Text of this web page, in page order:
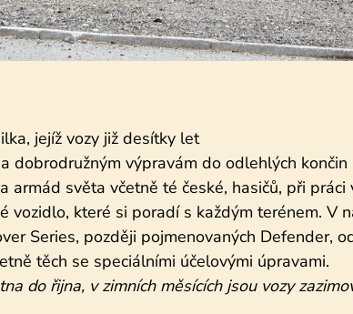
jejíž vozy již desítky let
dobrodružným výpravám do odlehlých
armád světa včetně té české, hasičů, při
vozidlo, které si poradí s každým terénem. V
Series, později pojmenovaných Defender,
těch se speciálními účelovými úpravami.
do řijna, v zimních měsících jsou vozy